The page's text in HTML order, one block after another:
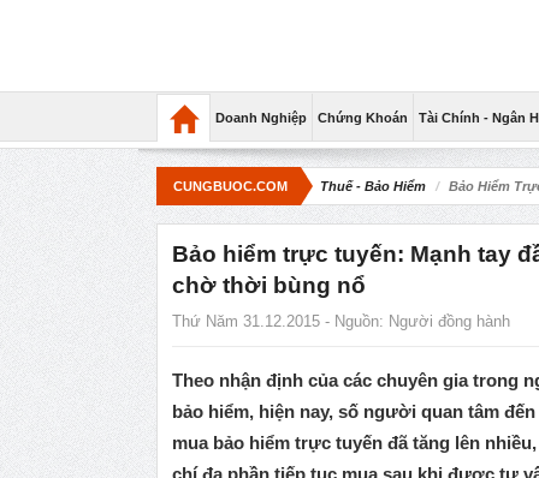
Doanh Nghiệp Chứng Khoán Tài Chính - Ngân
CUNGBUOC.COM Thuế - Bảo Hiểm Bảo Hiểm
Bảo hiểm trực tuyến: Mạnh tay
chờ thời bùng nổ
Thứ Năm 31.12.2015 - Nguồn: Người đồng hành
Theo nhận định của các chuyên gia trong
bảo hiểm, hiện nay, số người quan tâm đến
mua bảo hiểm trực tuyến đã tăng lên
chí đa phần tiếp tục mua sau khi được tư